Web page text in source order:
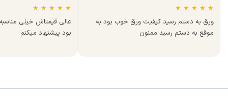
★
★
★
★
★
ورق به دستم رسید کیفیت ورق خوب بود به
موقع به دستم رسید ممنون
★
★
★
★
★
عالی قیمتاش خیلی
بود پیشنهاد میکنم